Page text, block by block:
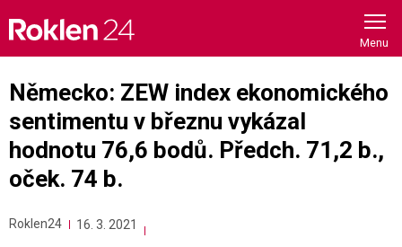
content
Německo: ZEW index ekonomického
sentimentu v březnu vykázal
hodnotu 76,6 bodů. Předch. 71,2 b.,
oček. 74 b.
Roklen24 16. 3. 2021